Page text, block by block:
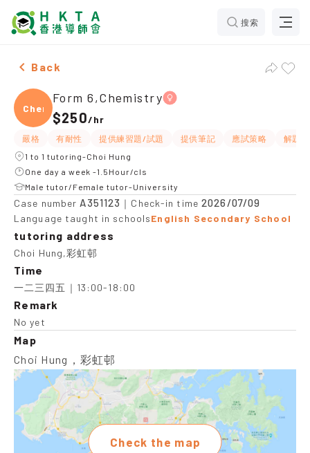
搜索
Female Form 6,Chemistry，Choi Hung Tuition
Back
Chemi
Form 6,Chemistry
$250/hr
嚴格 有耐性 提供練習題/試題 提供筆記 應試策略
解題
1 to 1 tutoring-Choi Hung
One day a week -1.5Hour/cls
Male tutor/Female tutor-University
Case number A351123 ｜Check-in time2026/07/09
Language taught in schoolsEnglish Secondary School
tutoring address
Choi Hung,彩虹邨
Time
一二三四五｜13:00-18:00
Remark
No yet
Map
Choi Hung，彩虹邨
Check the map